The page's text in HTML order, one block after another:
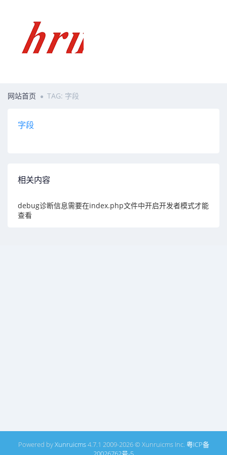
网站首页 TAG: 字段
字段
相关内容
debug诊断信息需要在index.php文件中开启开发者模式才能
查看
Powered byXunruicms4.7.1 2009-2026 © Xunruicms Inc. 粤ICP备